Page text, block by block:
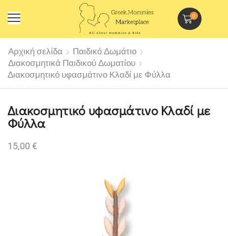
0
Αρχική σελίδα
Παιδικό Δωμάτιο
Διακοσμητικά Παιδικού Δωματίου
Διακοσμητικό υφασμάτινο Κλαδί με Φύλλα
Διακοσμητικό υφασμάτινο Κλαδί με
Φύλλα
15,00 €